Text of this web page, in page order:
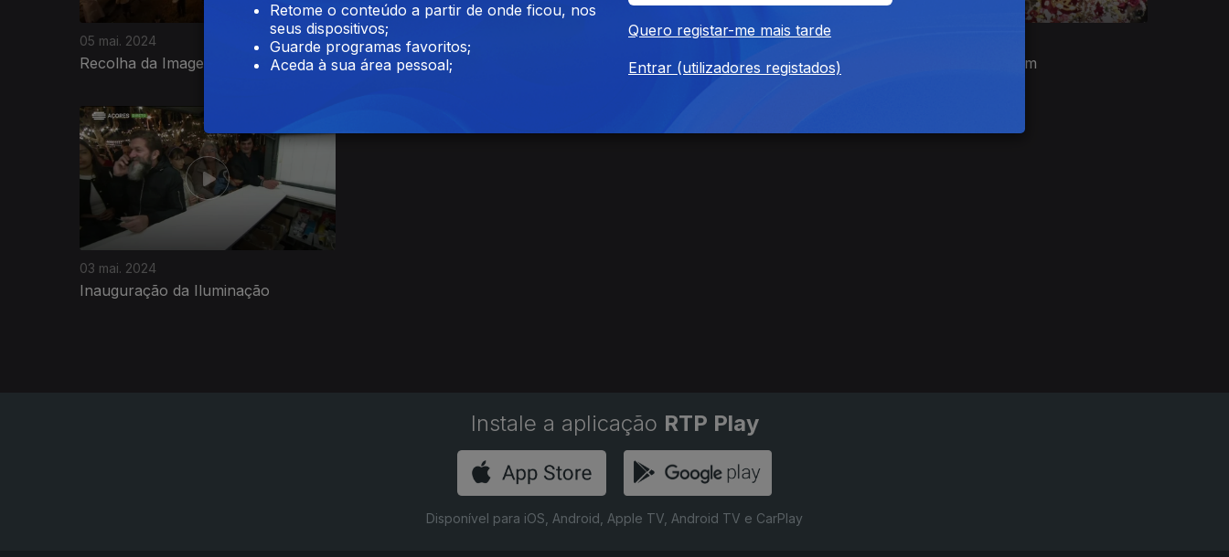
05 mai. 2024
Recolha da Imagem
05 mai. 2024
Procissão
05 mai. 2024
Missa Solene Mudança da Imagem
03 mai. 2024
Inauguração da Iluminação
766765
Instale a aplicação RTP Play
Disponível para iOS, Android, Apple TV, Android TV e CarPlay
Retome o conteúdo a partir de onde ficou, nos
seus dispositivos;
Guarde programas favoritos;
Aceda à sua área pessoal;
Quero registar-me mais tarde
Entrar (utilizadores registados)